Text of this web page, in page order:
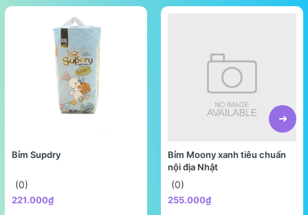
Bỉm Supdry
(0)
221.000₫
Bỉm Moony xanh tiêu chuẩn
nội địa Nhật
(0)
255.000₫